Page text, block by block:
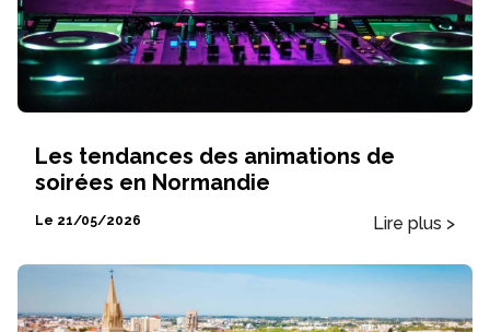
Les tendances des animations de
soirées en Normandie
Le 21/05/2026 Lire plus >